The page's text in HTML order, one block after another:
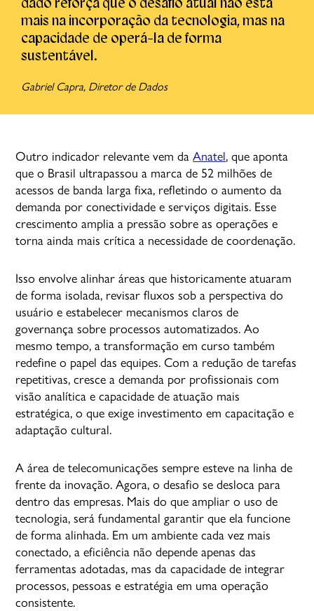
dado reforça que o desafio atual não está
mais na incorporação da tecnologia, mas na
capacidade de operá-la de forma
sustentável.
Gabriel Capra, Diretor de Dados
Outro indicador relevante vem daAnatel, que aponta
que o Brasil ultrapassou a marca de 52 milhões de
acessos de banda larga fixa, refletindo o aumento da
demanda por conectividade e serviços digitais. Esse
crescimento amplia a pressão sobre as operações e
torna ainda mais crítica a necessidade de coordenação.
Isso envolve alinhar áreas que historicamente atuaram
de forma isolada, revisar fluxos sob a perspectiva do
usuário e estabelecer mecanismos claros de
governança sobre processos automatizados. Ao
mesmo tempo, a transformação em curso também
redefine o papel das equipes. Com a redução de tarefas
repetitivas, cresce a demanda por profissionais com
visão analítica e capacidade de atuação mais
estratégica, o que exige investimento em capacitação e
adaptação cultural.
A área de telecomunicações sempre esteve na linha de
frente da inovação. Agora, o desafio se desloca para
dentro das empresas. Mais do que ampliar o uso de
tecnologia, será fundamental garantir que ela funcione
de forma alinhada. Em um ambiente cada vez mais
conectado, a eficiência não depende apenas das
ferramentas adotadas, mas da capacidade de integrar
processos, pessoas e estratégia em uma operação
consistente.